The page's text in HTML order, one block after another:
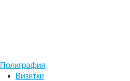
Полиграфия
Визитки